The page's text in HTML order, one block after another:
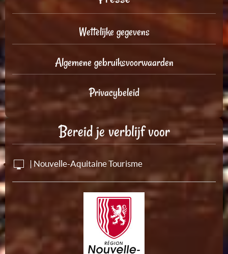
Wettelijke gegevens
Algemene gebruiksvoorwaarden
Privacybeleid
Bereid je verblijf voor
| Nouvelle-Aquitaine Tourisme